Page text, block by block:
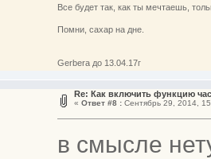
Все будет так, как ты мечтаешь,
Помни, сахар на дне.
Gerbera до 13.04.17г
Re: Как включить функцию
« Ответ #8 :Сентябрь 29, 2014,
в смысле